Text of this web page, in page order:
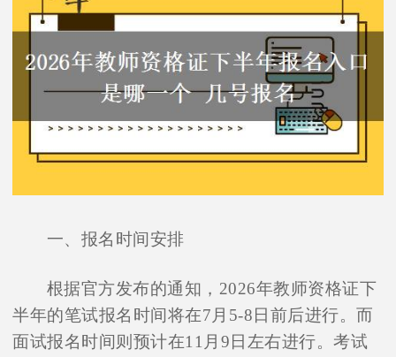
一、报名时间安排
根据官方发布的通知，2026年教师资格证下
半年的笔试报名时间将在7月5-8日前后进行。而
面试报名时间则预计在11月9日左右进行。考试